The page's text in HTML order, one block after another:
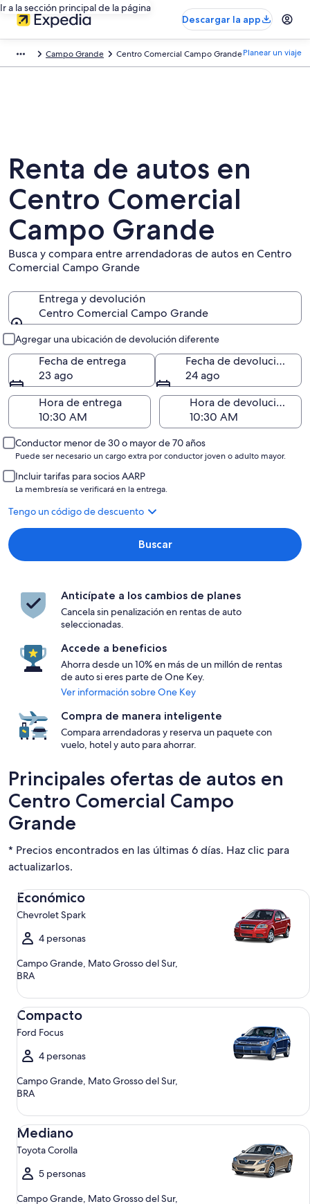
Ir a la sección principal de la página
Descargar la app
Campo Grande Centro Comercial Campo GrandePlanear un viaje
Renta de autos en
Centro Comercial
Campo Grande
Busca y compara entre arrendadoras de autos en Centro
Comercial Campo Grande
Entrega y devolución
Centro Comercial Campo Grande
Agregar una ubicación de devolución diferente
Fecha de entrega
23 ago
Fecha de devolución
24 ago
Hora de entrega
Hora de devolución
Conductor menor de 30 o mayor de 70 años
Puede ser necesario un cargo extra por conductor joven o adulto mayor.
Incluir tarifas para socios AARP
La membresía se verificará en la entrega.
Tengo un código de descuento
Buscar
Anticípate a los cambios de planes
Cancela sin penalización en rentas de auto
seleccionadas.
Accede a beneficios
Ahorra desde un 10% en más de un millón de rentas
de auto si eres parte de One Key.
Ver información sobre One Key
Compra de manera inteligente
Compara arrendadoras y reserva un paquete con
vuelo, hotel y auto para ahorrar.
Principales ofertas de autos en
Centro Comercial Campo
Grande
* Precios encontrados en las últimas 6 días. Haz clic para
actualizarlos.
Económico
Chevrolet Spark
4 personas
Campo Grande, Mato Grosso del Sur,
BRA
Económico Chevrolet Spark
Compacto
Ford Focus
4 personas
Campo Grande, Mato Grosso del Sur,
BRA
Compacto Ford Focus
Mediano
Toyota Corolla
5 personas
Campo Grande, Mato Grosso del Sur,
Mediano Toyota Corolla